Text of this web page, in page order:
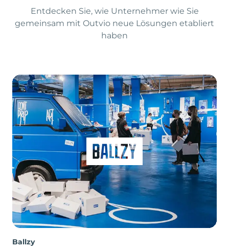
Entdecken Sie, wie Unternehmer wie Sie
gemeinsam mit Outvio neue Lösungen etabliert
haben
Ballzy